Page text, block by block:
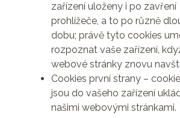
zařízení uloženy i po zavření
prohlížeče, a to po různě
dobu; právě tyto cookies
rozpoznat vaše zařízení,
webové stránky znovu
Cookies první strany –
jsou do vašeho zařízení
našimi webovými stránkami.